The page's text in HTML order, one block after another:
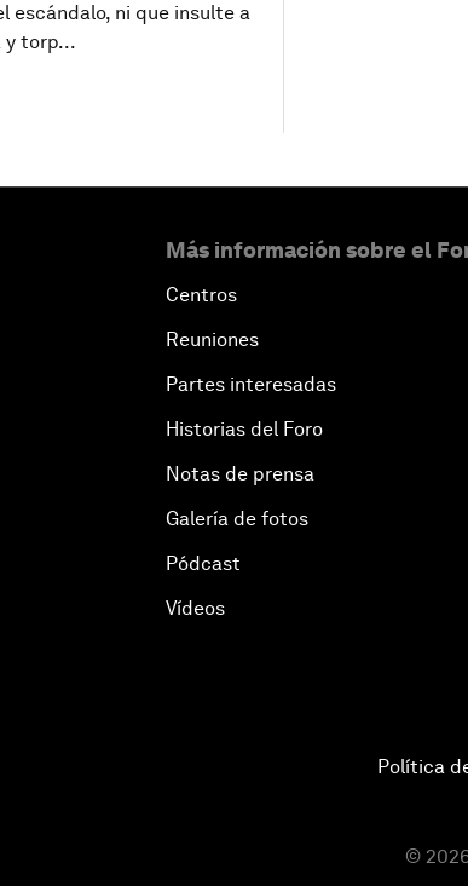
escándalo, ni que insulte a
y torp...
Más información sobre el
Centros
Reuniones
Partes interesadas
Historias del Foro
Notas de prensa
Galería de fotos
Pódcast
Vídeos
Política
©